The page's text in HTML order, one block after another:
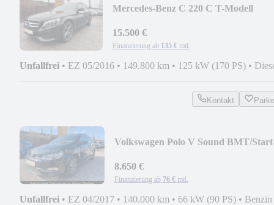
Mercedes-Benz C 220 C T-Modell
15.500 €
Finanzierung ab 135 € mtl.
Unfallfrei • EZ 05/2016 • 149.800 km • 125 kW (170 PS) •
Kontakt
Volkswagen Polo V Sound BMT/
8.650 €
Finanzierung ab 76 € mtl.
Unfallfrei • EZ 04/2017 • 140.000 km • 66 kW (90 PS) • Benzin